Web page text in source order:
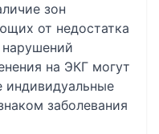
зон
от недостатка
на ЭКГ могут
индивидуальные
заболевания